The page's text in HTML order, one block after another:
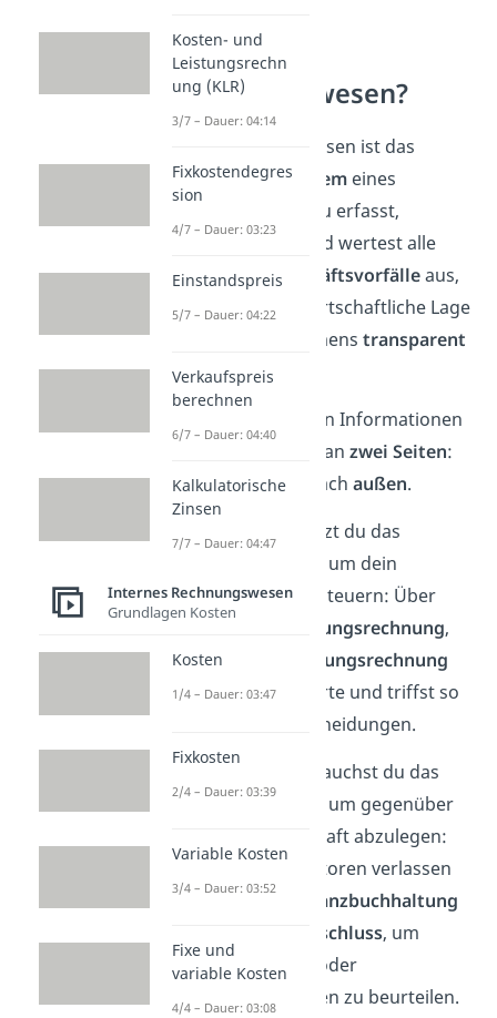
Was ist das
Rechnungswesen?
Das Rechnungswesen ist das
Informationssystemeines
Unternehmens. Du erfasst,
dokumentierst und wertest alle
relevantenGeschäftsvorfälleaus,
um mit ihm die wirtschaftliche Lage
deines Unternehmens transparent
darzustellen.
Deine gewonnenen Informationen
richten sich dabei an zwei Seiten:
nachinnenund nach außen.
nutzt du das
Rechnungswesen, um dein
Unternehmen zu steuern: Über
Kosten- und Leistungsrechnung,
Statistik
Planungsrechnung
vergleichst du Werte und triffst so
begründete Entscheidungen.
brauchst du das
Rechnungswesen, um gegenüber
Dritten Rechenschaft abzulegen:
Banken und Investoren verlassen
sich auf deine
Finanzbuchhaltung
Jahresabschluss, um
Kreditwürdigkeit oder
Investitionschancen zu beurteilen.
Kosten- und
Leistungsrechn
ung (KLR)
3/7 – Dauer: 04:14
Fixkostendegres
sion
4/7 – Dauer: 03:23
Einstandspreis
5/7 – Dauer: 04:22
Verkaufspreis
berechnen
6/7 – Dauer: 04:40
Kalkulatorische
Zinsen
7/7 – Dauer: 04:47
Internes Rechnungswesen
Grundlagen Kosten
Kosten
1/4 – Dauer: 03:47
Fixkosten
2/4 – Dauer: 03:39
Variable Kosten
3/4 – Dauer: 03:52
Fixe und
variable Kosten
4/4 – Dauer: 03:08